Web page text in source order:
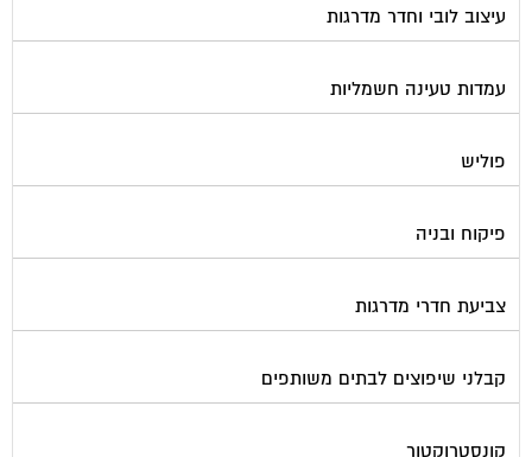
עיצוב לובי וחדר מדרגות
עמדות טעינה חשמליות
פוליש
פיקוח ובניה
צביעת חדרי מדרגות
קבלני שיפוצים לבתים משותפים
קונסטרוקטור